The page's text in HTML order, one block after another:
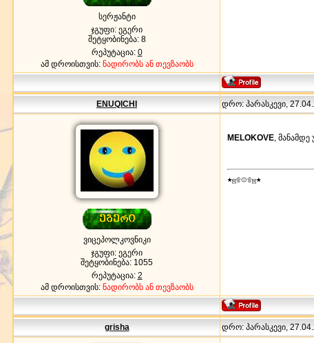
სერჟანტი
ჯგუფი: ეგერი
შეტყობინება: 8
რეპუტაცია: 0
ამ დროისთვის: ნადირობს ან თევზაობს
ENUQICHI დრო: პარასკევი,
ვიცეპოლკოვნიკი
ჯგუფი: ეგერი
შეტყობინება: 1055
რეპუტაცია: 2
ამ დროისთვის: ნადირობს ან თევზაობს
MELOKOVE ,
★ஜ۩۞۩ஜ★
grisha დრო: პარასკევი,